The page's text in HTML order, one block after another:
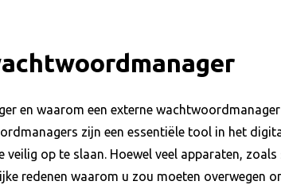
en waarom een externe
zijn een essentiële tool in het
op te slaan. Hoewel veel apparaten,
redenen waarom u zou moeten overwegen